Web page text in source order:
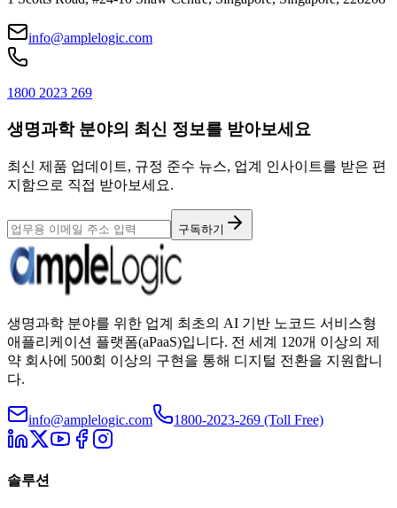
info@amplelogic.com
1800 2023 269
생명과학 분야의 최신 정보를 받아보세요
최신 제품 업데이트, 규정 준수 뉴스, 업계 인사이트를 받은 편
지함으로 직접 받아보세요.
구독하기
생명과학 분야를 위한 업계 최초의 AI 기반 노코드 서비스형
애플리케이션 플랫폼(aPaaS)입니다. 전 세계 120개 이상의 제
약 회사에 500회 이상의 구현을 통해 디지털 전환을 지원합니
다.
info@amplelogic.com 1800-2023-269 (Toll Free)
솔루션